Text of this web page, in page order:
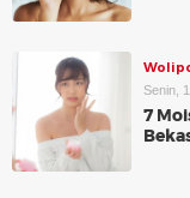
Senin,
7